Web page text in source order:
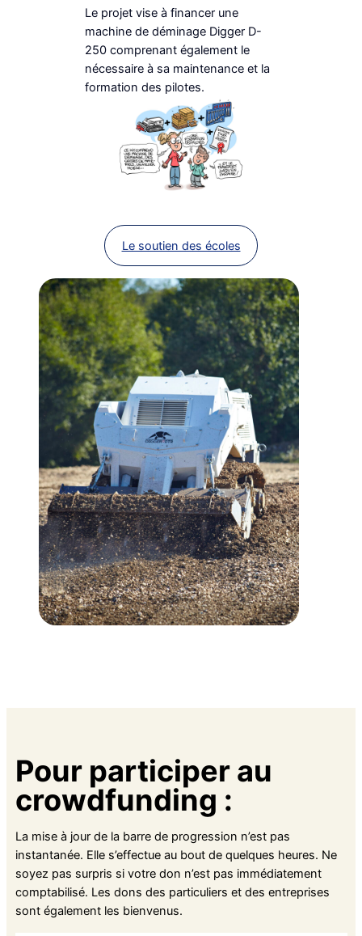
Le projet vise à financer une
machine de déminage Digger D-
250 comprenant également le
nécessaire à sa maintenance et la
formation des pilotes.
Le soutien des écoles
Pour participer au
crowdfunding :
La mise à jour de la barre de progression n’est pas
instantanée. Elle s’effectue au bout de quelques heures. Ne
soyez pas surpris si votre don n’est pas immédiatement
comptabilisé. Les dons des particuliers et des entreprises
sont également les bienvenus.